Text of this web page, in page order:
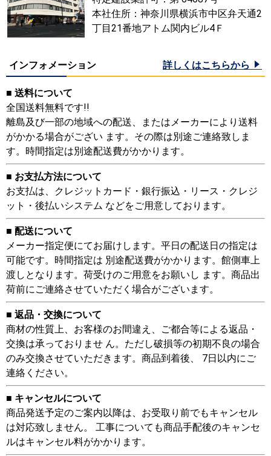
本社住所：神奈川県横浜市中区弁天通2
丁目21番地アトム関内ビル4Ｆ
インフォメーション 詳しくはこちらから
■ 送料について
全国送料無料です!!
離島及び一部の地域への配送、またはメーカーにより送料
がかかる場合がござい ます。その際は別途ご連絡致しま
す。時間指定は別途配送費がかかります。
■ お支払方法について
お支払は、クレジットカード・銀行振込・リース・クレジ
ット・後払いシステム などをご用意しております。
■ 配送について
メーカー指定便にてお届けします。平日の配送日の指定は
可能です。時間指定は 別途配送費がかかります。館側車上
渡しとなります。荷受けのご用意をお願いし ます。商品出
荷前にご連絡させていただく場合がございます。
■ 返品・交換について
商材の性質上、お客様のお間違え、ご都合等による返品・
交換は承っておりませ ん。ただし破損等の初期不良の場合
のみ交換させていただきます。商品到着後、 7日以内にご
連絡ください。
■ キャンセルについて
商品発送予定のご案内以降は、お受取り前でもキャンセル
は対応致しません。 工事についても商品手配後のキャンセ
ルはキャンセル料がかかります。